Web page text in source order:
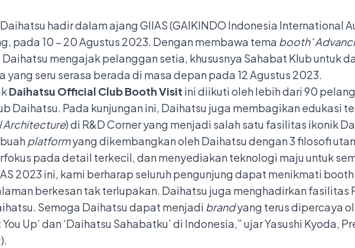
hadir dalam ajang GIIAS (GAIKINDO Indonesia International
pada 10 – 20 Agustus 2023. Dengan membawa tema booth‘
Daihatsu mengajak pelanggan setia, khususnya Sahabat Klub untuk
seru serasa berada di masa depan pada 12 Agustus 2023.
Daihatsu Official Club Booth Visit ini diikuti oleh lebih dari 90
Daihatsu. Pada kunjungan ini, Daihatsu juga membagikan edukasi
Architecture) di R&D Corner yang menjadi salah satu fasilitas ikonik
platformyang dikembangkan oleh Daihatsu dengan 3 filosofi
pada detail terkecil, dan menyediakan teknologi maju untuk
2023 ini, kami berharap seluruh pengunjung dapat menikmati
berkesan tak terlupakan. Daihatsu juga menghadirkan fasilitas
Semoga Daihatsu dapat menjadi brandyang terus dipercaya
Up’ dan ‘Daihatsu Sahabatku’ di Indonesia,” ujar Yasushi Kyoda,